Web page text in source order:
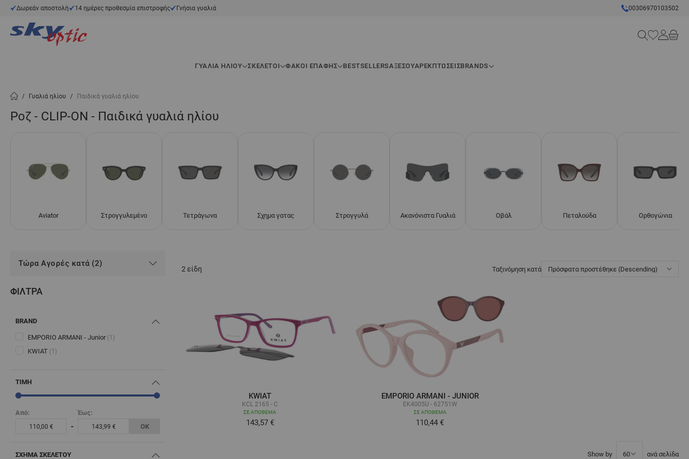
Μετάβαση στο περιεχόμενο
Δωρεάν αποστολή 14 ημέρες προθεσμία επιστροφής Γνήσια γυαλιά 00306970103502
Search
ΓΥΑΛΙΆ ΗΛΊΟΥ ΣΚΕΛΕΤΟΊ ΦΑΚΟΙ ΕΠΑΦΗΣ BESTSELLERSΑΞΕΣΟΥΆΡΕΚΠΤΏΣΕΙΣBRANDS
/ Γυαλιά ηλίου / Παιδικά γυαλιά ηλίου
Ροζ - CLIP-ON - Παιδικά γυαλιά ηλίου
Aviator Στρογγυλεμένο Τετράγωνα Σχημα γατας Στρογγυλά Ακανόνιστα Γυαλιά Οβάλ Πεταλούδα Ορθογώνια
Τώρα Αγορές κατά (2)
ΦΊΛΤΡΑ
BRAND
EMPORIO ARMANI - Junior (1)
KWIAT (1)
ΤΙΜΉ
Από:
110,00 € -
Έως:
143,99 € ΟΚ
ΣΧΉΜΑ ΣΚΕΛΕΤΟΎ
2 είδη Ταξινόμηση κατά
KWIAT
KCL 2165 - C
ΣΕ ΑΠΌΘΕΜΑ
143,57 €
EMPORIO ARMANI - JUNIOR
EK4005U - 62751W
ΣΕ ΑΠΌΘΕΜΑ
110,44 €
Show by ανά σελίδα